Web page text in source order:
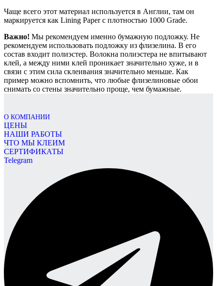
Чаще всего этот материал используется в Англии, там он
маркируется как Lining Paper с плотностью 1000 Grade.
Важно! Мы рекомендуем именно бумажную подложку. Не
рекомендуем использовать подложку из флизелина. В его
состав входит полиэстер. Волокна полиэстера не впитывают
клей, а между ними клей проникает значительно хуже, и в
связи с этим сила склеивания значительно меньше. Как
пример можно вспомнить, что любые флизелиновые обои
снимать со стены значительно проще, чем бумажные.
О КОМПАНИИ
ЦЕНЫ
НАШИ РАБОТЫ
ЧТО МЫ КЛЕИМ
СЕРТИФИКАТЫ
Telegram